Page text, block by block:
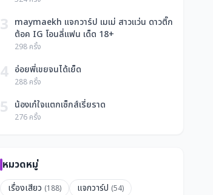
3 maymaekh แจกวาร์ป เมเม่ สาวแว่น ดาวติ๊ก
ต้อค IG โอนลี่แฟน เด็ด 18+
298 ครั้ง
4 อ่อยพี่เขยจนได้เย็ด
288 ครั้ง
5 น้องเก๋ใจแตกเซ็กส์เรี่ยราด
276 ครั้ง
หมวดหมู่
เรื่องเสียว (188) แจกวาร์ป (54)